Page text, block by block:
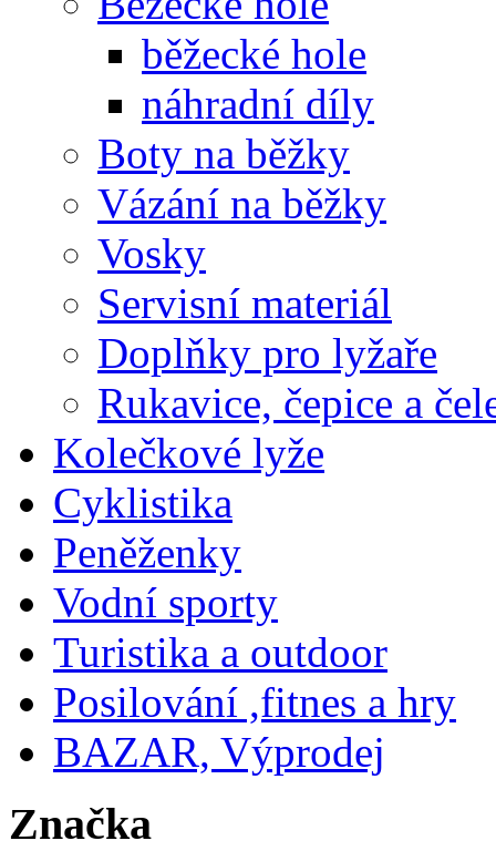
běžecké hole
náhradní díly
Boty na běžky
Vázání na běžky
Vosky
Servisní materiál
Doplňky pro lyžaře
Rukavice, čepice a
Kolečkové lyže
Cyklistika
Peněženky
Vodní sporty
Turistika a outdoor
Posilování ,fitnes a hry
BAZAR, Výprodej
Značka